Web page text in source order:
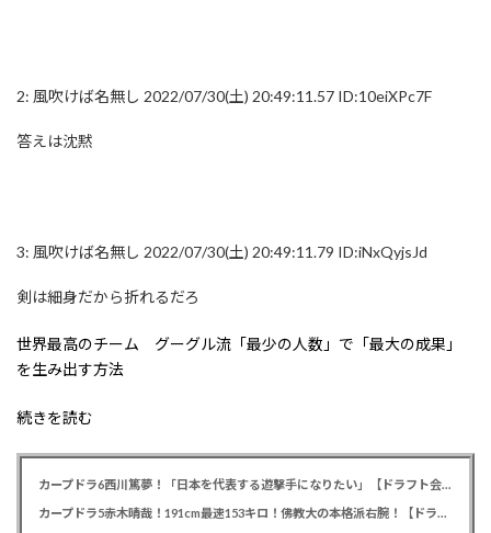
2: 風吹けば名無し 2022/07/30(土) 20:49:11.57 ID:10eiXPc7F
答えは沈黙
3: 風吹けば名無し 2022/07/30(土) 20:49:11.79 ID:iNxQyjsJd
剣は細身だから折れるだろ
世界最高のチーム グーグル流「最少の人数」で「最大の成果」
を生み出す方法
続きを読む
カープドラ6西川篤夢！「日本を代表する遊撃手になりたい」【ドラフト会議2025】
カープドラ5赤木晴哉！191cm最速153キロ！佛教大の本格派右腕！【ドラフト会議2025】